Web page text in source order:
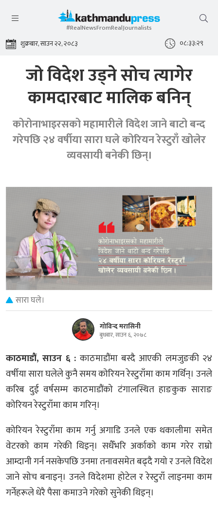
#RealNewsFromRealJournalists
शुक्रबार, साउन २२, २०८३ ०८:३३:३१
जो विदेश उड्ने सोच त्यागेर
कामदारबाट मालिक बनिन्
कोरोनाभाइरसको महामारीले विदेश जाने बाटो बन्द
गरेपछि २४ वर्षीया सारा घले कोरियन रेस्टुराँ खोलेर
व्यवसायी बनेकी छिन्।
सारा घले।
गोविन्द मरासिनी
बुधबार, साउन ६, २०७८
काठमाडौं, साउन ६ : काठमाडौंमा बस्दै आएकी लमजुङकी २४
वर्षीया सारा घलेले कुनै समय कोरियन रेस्टुराँमा काम गर्थिन्। उनले
करिब दुई वर्षसम्म काठमाडौंको टंगालस्थित हाङकुक साराङ
कोरियन रेस्टुराँमा काम गरिन्।
कोरियन रेस्टुराँमा काम गर्नु अगाडि उनले एक थकालीमा समेत
वेटरको काम गरेकी थिइन्। सधैँभरि अर्काको काम गरेर राम्रो
आम्दानी गर्न नसकेपछि उनमा तनावसमेत बढ्दै गयो र उनले विदेश
जाने सोच बनाइन्। उनले विदेशमा होटेल र रेस्टुराँ लाइनमा काम
गर्नेहरूले धेरै पैसा कमाउने गरेको सुनेकी थिइन्।